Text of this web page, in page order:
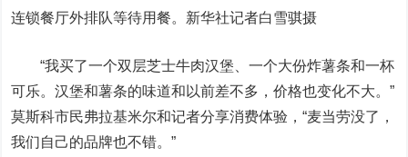
连锁餐厅外排队等待用餐。新华社记者白雪骐摄
“我买了一个双层芝士牛肉汉堡、一个大份炸薯条和一杯
可乐。汉堡和薯条的味道和以前差不多，价格也变化不大。”
莫斯科市民弗拉基米尔和记者分享消费体验，“麦当劳没了，
我们自己的品牌也不错。”